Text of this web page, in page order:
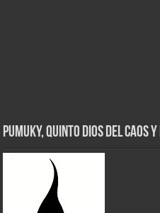
Pumuky, Quinto Dios del Caos